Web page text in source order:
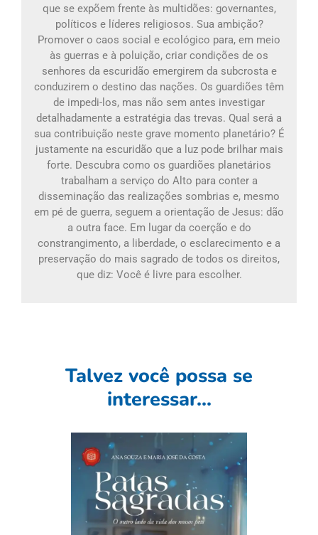
que se expõem frente às multidões: governantes,
políticos e líderes religiosos. Sua ambição?
Promover o caos social e ecológico para, em meio
às guerras e à poluição, criar condições de os
senhores da escuridão emergirem da subcrosta e
conduzirem o destino das nações. Os guardiões têm
de impedi-los, mas não sem antes investigar
detalhadamente a estratégia das trevas. Qual será a
sua contribuição neste grave momento planetário? É
justamente na escuridão que a luz pode brilhar mais
forte. Descubra como os guardiões planetários
trabalham a serviço do Alto para conter a
disseminação das realizações sombrias e, mesmo
em pé de guerra, seguem a orientação de Jesus: dão
a outra face. Em lugar da coerção e do
constrangimento, a liberdade, o esclarecimento e a
preservação do mais sagrado de todos os direitos,
que diz: Você é livre para escolher.
Talvez você possa se
interessar...